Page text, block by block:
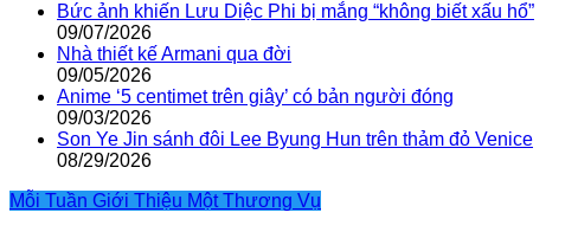
Bức ảnh khiến Lưu Diệc Phi bị mắng “không biết xấu hổ”
09/07/2026
Nhà thiết kế Armani qua đời
09/05/2026
Anime ‘5 centimet trên giây’ có bản người đóng
09/03/2026
Son Ye Jin sánh đôi Lee Byung Hun trên thảm đỏ Venice
08/29/2026
Mỗi Tuần Giới Thiệu Một Thương Vụ